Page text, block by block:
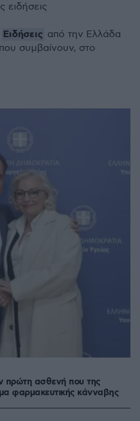
πρώτη ασθενή που της
φαρμακευτικής κάνναβης
ειδήσεις
Ειδήσεις από την Ελλάδα
συμβαίνουν, στο